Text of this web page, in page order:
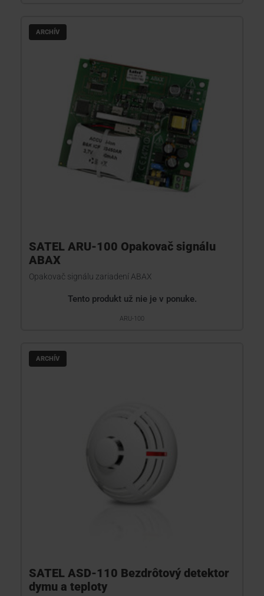
ARCHÍV
SATEL ARU-100 Opakovač signálu
ABAX
Opakovač signálu zariadení ABAX
Tento produkt už nie je v ponuke.
ARU-100
ARCHÍV
SATEL ASD-110 Bezdrôtový detektor
dymu a teploty